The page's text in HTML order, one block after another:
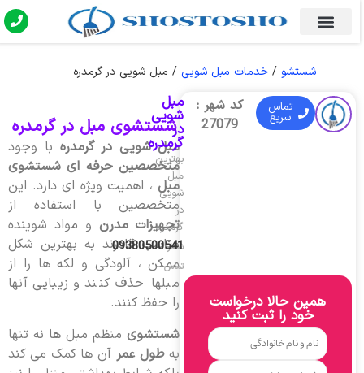
شستشو/ خدمات مبل شویی/ مبل شویی در گرمدره
شستشوی مبل در گرمدره
مبل شویی در گرمدرهبا وجود
متخصصین حرفه ای شستشوی
مبل ، اهمیت ویژه ای دارد. این
متخصصین با استفاده از
تجهیزات مدرنو مواد شوینده
مناسب قادرند به بهترین شکل
ممکن ، آلودگی و لکه ها را از
مبلها حذف کنند و زیبایی آنها
را حفظ کنند.
شستشویمنظم مبل ها نه تنها
به طول عمرآن ها کمک می کند
تماس
سریع
کد شهر :
27079
مبل
شویی
در
گرمدره
بهترین
مبل
شویی
در
گرمدره
شماره
تماس
09380500541
همین حالا درخواست
خود را ثبت کنید